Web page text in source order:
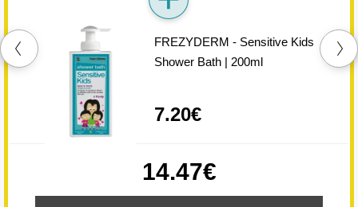
FREZYDERM - Sensitive Kids
Shower Bath | 200ml
7.20€
14.47€